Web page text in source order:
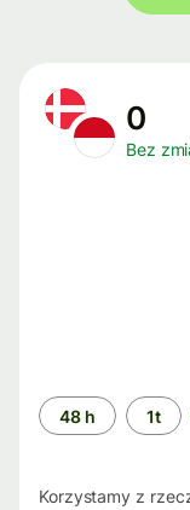
0
Bez
Przedział
czasu
48 h 1t
Korzystamy z